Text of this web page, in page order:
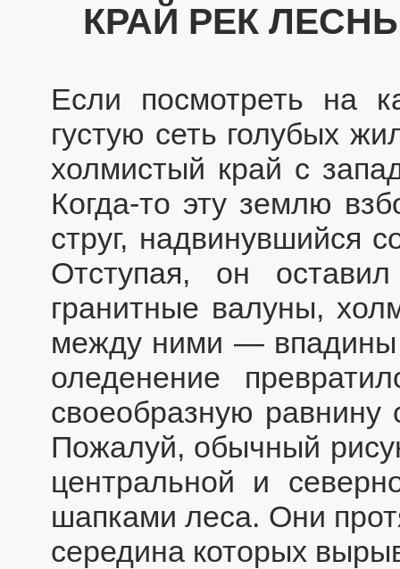
КРАЙ РЕК
Если посмотреть на
густую сеть голубых
холмистый край с
Когда-то эту землю
струг, надвинувшийся
Отступая, он
гранитные валуны,
между ними — впадины
оледенение
своеобразную равнину
Пожалуй, обычный
центральной и
шапками леса. Они
середина которых